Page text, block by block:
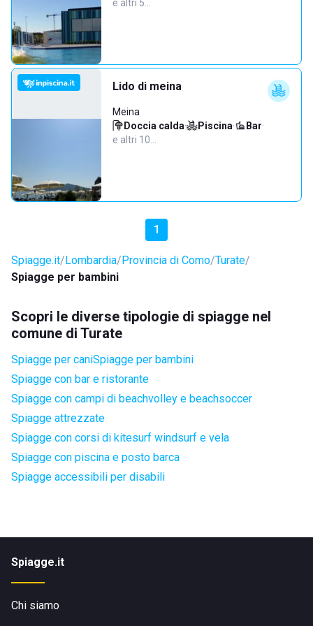
e altri 5…
Lido di meina
Meina
Doccia calda· Piscina· Bar·
e altri 10…
1
Spiagge.it Lombardia Provincia di Como Turate
Spiagge per bambini
Scopri le diverse tipologie di spiagge nel
comune di Turate
Spiagge per caniSpiagge per bambini
Spiagge con bar e ristorante
Spiagge con campi di beachvolley e beachsoccer
Spiagge attrezzate
Spiagge con corsi di kitesurf windsurf e vela
Spiagge con piscina e posto barca
Spiagge accessibili per disabili
Spiagge.it
Chi siamo